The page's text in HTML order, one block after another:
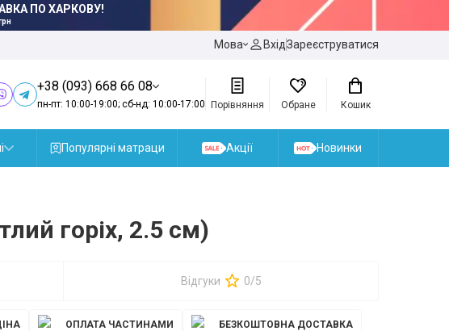
ПО ХАРКОВУ!
Мова ВхідЗареєструватися
+38 (093) 668 66 08
пн-пт: 10:00-19:00; сб-нд: 10:00-17:00 Порівняння Обране Кошик
Популярні матраци Акції Новинки
горіх, 2.5 см)
Відгуки 0/5
ОПЛАТА ЧАСТИНАМИ БЕЗКОШТОВНА ДОСТАВКА